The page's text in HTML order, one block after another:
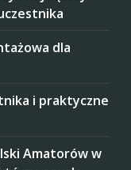
dla
i praktyczne
Amatorów w